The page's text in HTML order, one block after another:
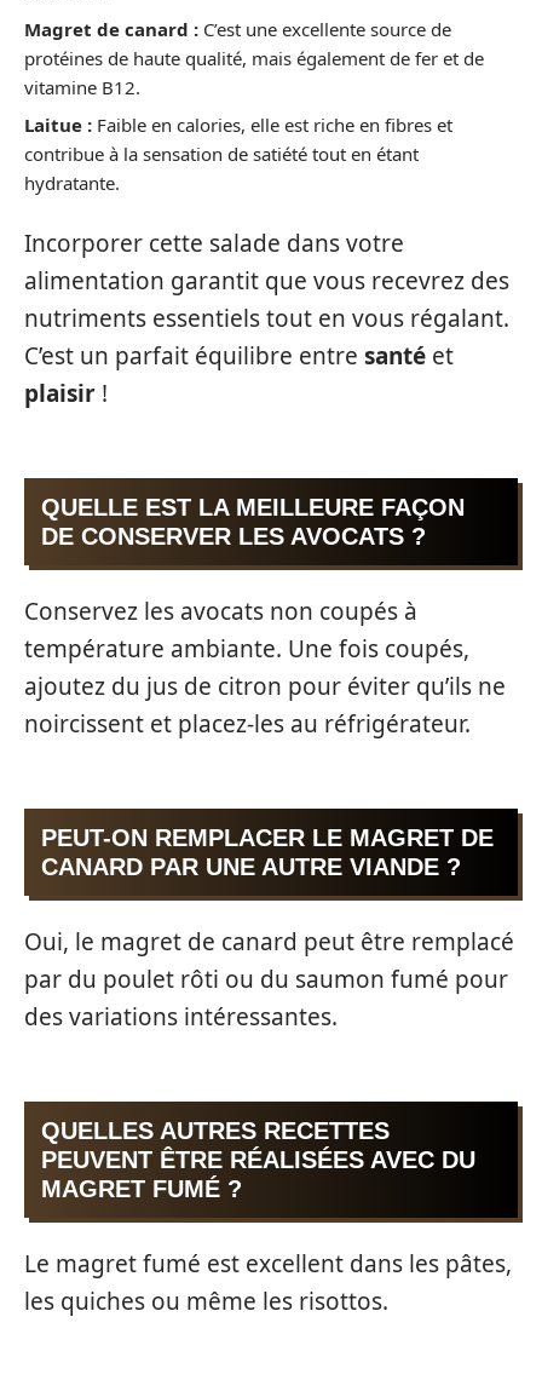
Magret de canard : C’est une excellente source de
protéines de haute qualité, mais également de fer et de
vitamine B12.
Laitue : Faible en calories, elle est riche en fibres et
contribue à la sensation de satiété tout en étant
hydratante.
Incorporer cette salade dans votre
alimentation garantit que vous recevrez des
nutriments essentiels tout en vous régalant.
C’est un parfait équilibre entre santé et
plaisir !
QUELLE EST LA MEILLEURE FAÇON
DE CONSERVER LES AVOCATS ?
Conservez les avocats non coupés à
température ambiante. Une fois coupés,
ajoutez du jus de citron pour éviter qu’ils ne
noircissent et placez-les au réfrigérateur.
PEUT-ON REMPLACER LE MAGRET DE
CANARD PAR UNE AUTRE VIANDE ?
Oui, le magret de canard peut être remplacé
par du poulet rôti ou du saumon fumé pour
des variations intéressantes.
QUELLES AUTRES RECETTES
PEUVENT ÊTRE RÉALISÉES AVEC DU
MAGRET FUMÉ ?
Le magret fumé est excellent dans les pâtes,
les quiches ou même les risottos.